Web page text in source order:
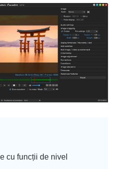
cu funcții de nivel